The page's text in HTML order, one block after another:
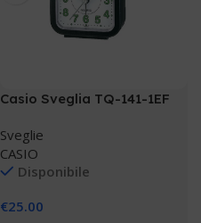
Casio Sveglia TQ-141-1EF
Sveglie
CASIO
Disponibile
€25.00